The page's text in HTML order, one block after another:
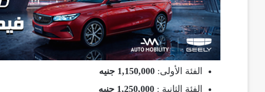
الفئة الأولى: 1,150,000 جنيه
الفئة الثانية : 1,250,000 جنيه